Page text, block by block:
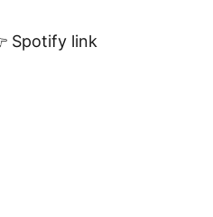
Spotify link